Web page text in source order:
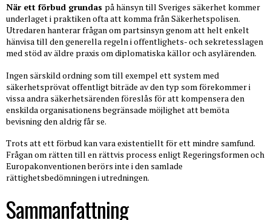
När ett förbud grundas på hänsyn till Sveriges säkerhet kommer
underlaget i praktiken ofta att komma från Säkerhetspolisen.
Utredaren hanterar frågan om partsinsyn genom att helt enkelt
hänvisa till den generella regeln i offentlighets- och sekretesslagen
med stöd av äldre praxis om diplomatiska källor och asylärenden.
Ingen särskild ordning som till exempel ett system med
säkerhetsprövat offentligt biträde av den typ som förekommer i
vissa andra säkerhetsärenden föreslås för att kompensera den
enskilda organisationens begränsade möjlighet att bemöta
bevisning den aldrig får se.
Trots att ett förbud kan vara existentiellt för ett mindre samfund.
Frågan om rätten till en rättvis process enligt Regeringsformen och
Europakonventionen berörs inte i den samlade
rättighetsbedömningen i utredningen.
Sammanfattning